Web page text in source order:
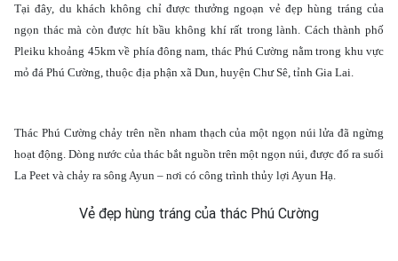
Tại đây, du khách không chỉ được thưởng ngoạn vẻ đẹp hùng tráng của
ngọn thác mà còn được hít bầu không khí rất trong lành. Cách thành phố
Pleiku khoảng 45km về phía đông nam, thác Phú Cường nằm trong khu vực
mỏ đá Phú Cường, thuộc địa phận xã Dun, huyện Chư Sê, tỉnh Gia Lai.
Thác Phú Cường chảy trên nền nham thạch của một ngọn núi lửa đã ngừng
hoạt động. Dòng nước của thác bắt nguồn trên một ngọn núi, được đổ ra suối
La Peet và chảy ra sông Ayun – nơi có công trình thủy lợi Ayun Hạ.
Vẻ đẹp hùng tráng của thác Phú Cường